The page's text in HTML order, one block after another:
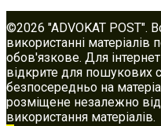
©2026 "ADVOKAT POST".
використанні матеріалів
обов'язкове. Для
відкрите для пошукових
безпосередньо на
розміщене незалежно
використання матеріалів.